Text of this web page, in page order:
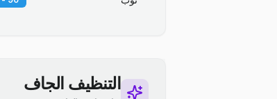
التنظيف الجاف